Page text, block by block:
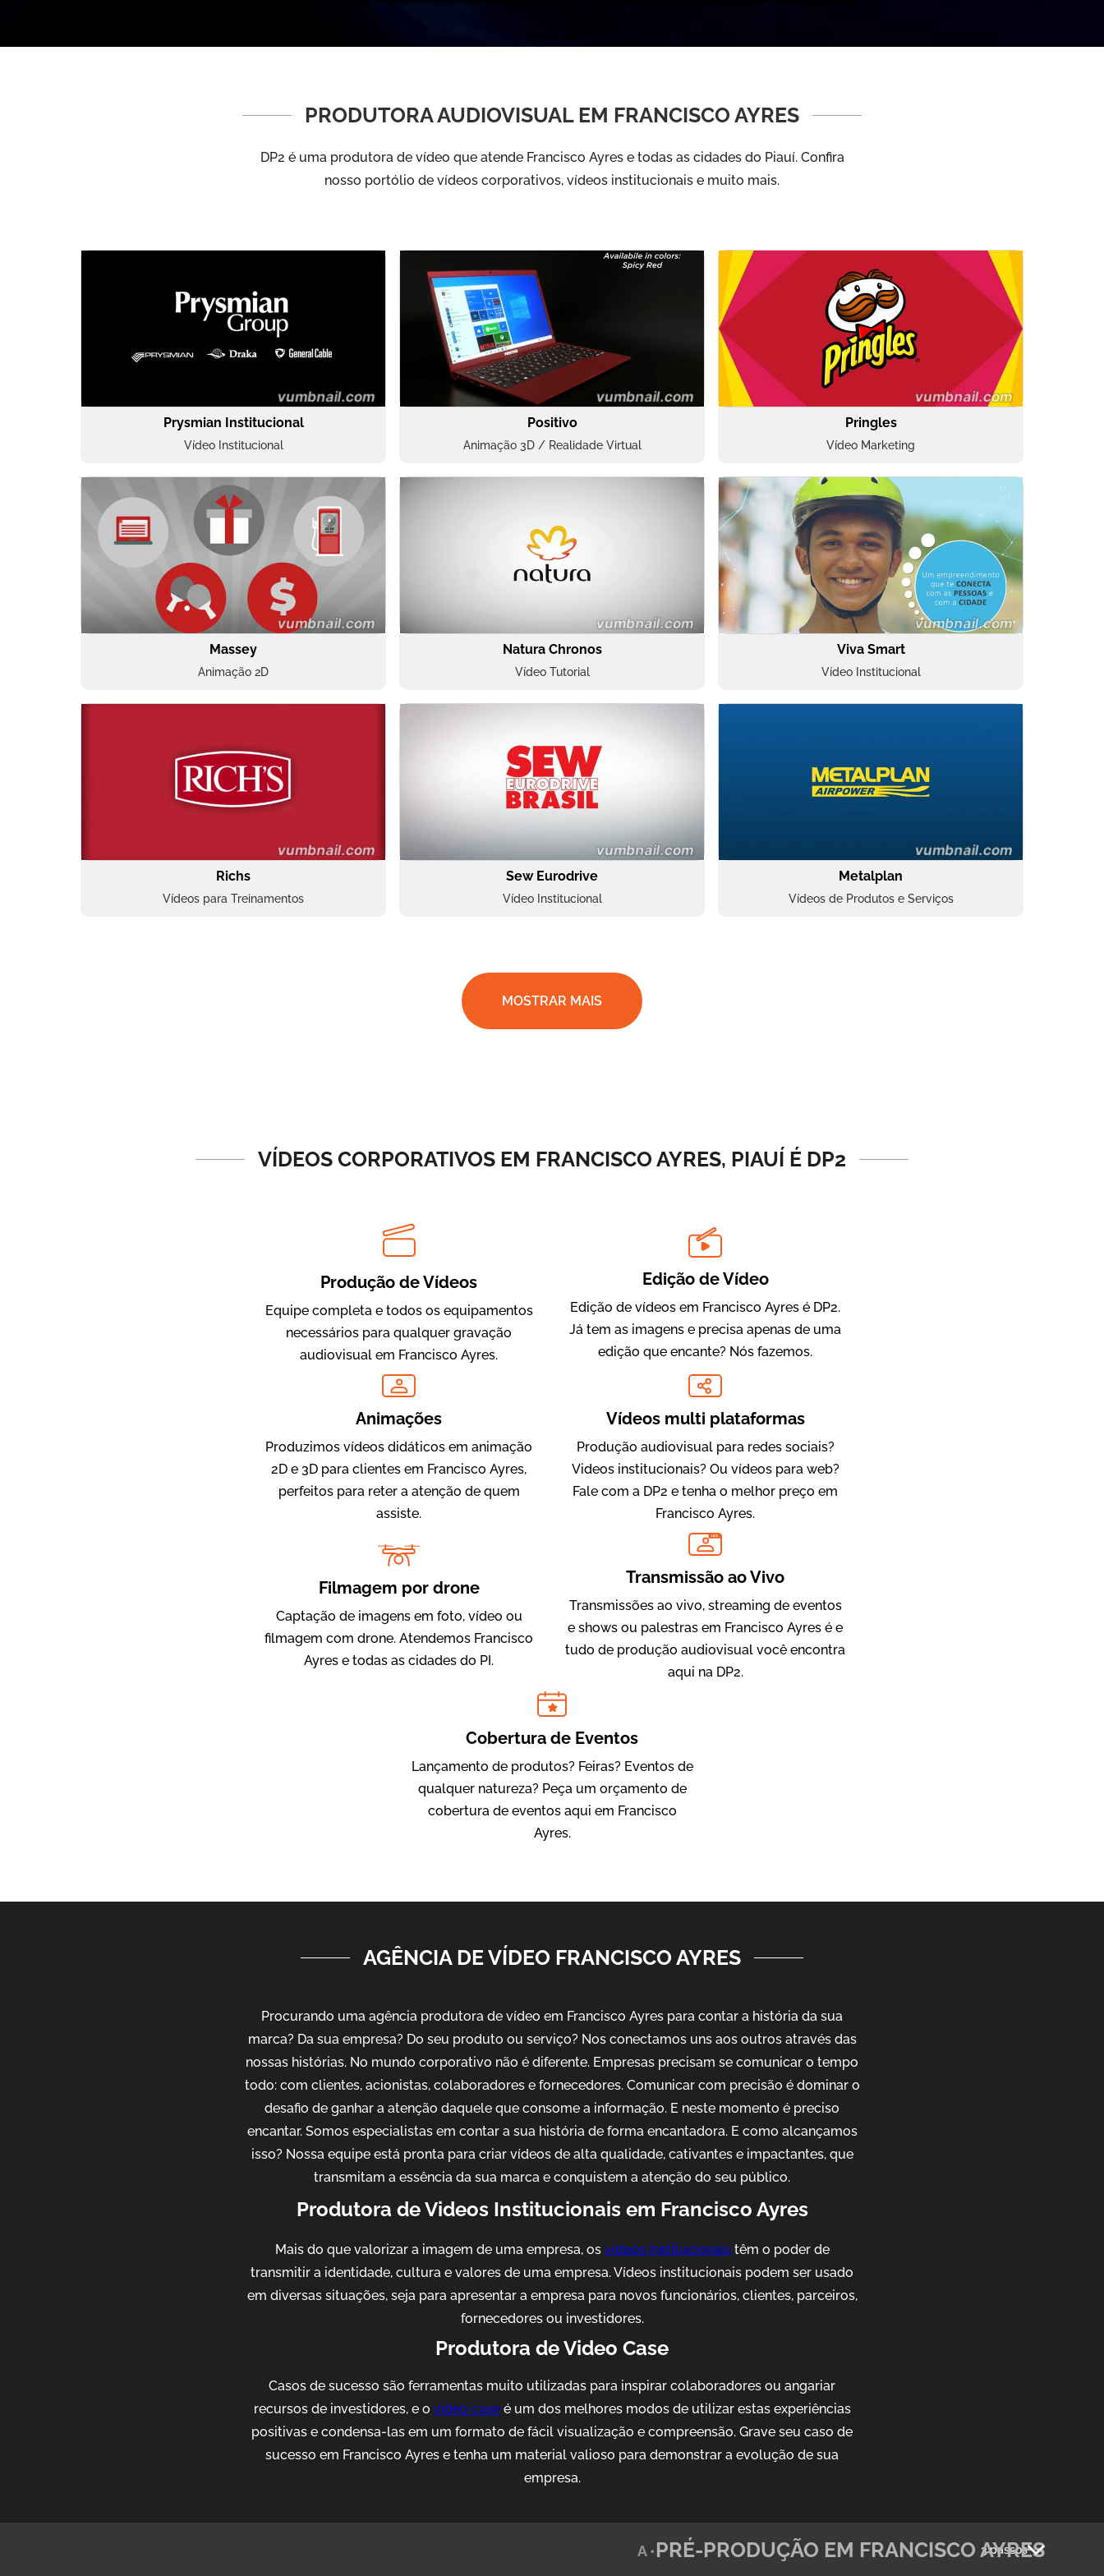
PRODUTORA AUDIOVISUAL EM FRANCISCO AYRES
DP2 é uma produtora de vídeo que atende Francisco Ayres e todas as cidades do Piauí. Confira
nosso portólio de vídeos corporativos, vídeos institucionais e muito mais.
Prysmian Institucional
Vídeo Institucional
Positivo
Animação 3D / Realidade Virtual
Pringles
Vídeo Marketing
Massey
Animação 2D
Natura Chronos
Vídeo Tutorial
Viva Smart
Vídeo Institucional
Richs
Vídeos para Treinamentos
Sew Eurodrive
Vídeo Institucional
Metalplan
Vídeos de Produtos e Serviços
Evolucional
Vídeos para Treinamentos
Julândia
Animação 2D
MOSTRAR MAIS
VÍDEOS CORPORATIVOS EM FRANCISCO AYRES, PIAUÍ É DP2
Produção de Vídeos
Equipe completa e todos os equipamentos
necessários para qualquer gravação
audiovisual em Francisco Ayres.
Edição de Vídeo
Edição de vídeos em Francisco Ayres é DP2.
Já tem as imagens e precisa apenas de uma
edição que encante? Nós fazemos.
Animações
Produzimos vídeos didáticos em animação
2D e 3D para clientes em Francisco Ayres,
perfeitos para reter a atenção de quem
assiste.
Vídeos multi plataformas
Produção audiovisual para redes sociais?
Videos institucionais? Ou vídeos para web?
Fale com a DP2 e tenha o melhor preço em
Francisco Ayres.
Filmagem por drone
Captação de imagens em foto, vídeo ou
filmagem com drone. Atendemos Francisco
Ayres e todas as cidades do PI.
LIVE
Transmissão ao Vivo
Transmissões ao vivo, streaming de eventos
e shows ou palestras em Francisco Ayres é e
tudo de produção audiovisual você encontra
aqui na DP2.
Cobertura de Eventos
Lançamento de produtos? Feiras? Eventos de
qualquer natureza? Peça um orçamento de
cobertura de eventos aqui em Francisco
Ayres.
AGÊNCIA DE VÍDEO FRANCISCO AYRES
Procurando uma agência produtora de vídeo em Francisco Ayres para contar a história da sua
marca? Da sua empresa? Do seu produto ou serviço? Nos conectamos uns aos outros através das
nossas histórias. No mundo corporativo não é diferente. Empresas precisam se comunicar o tempo
todo: com clientes, acionistas, colaboradores e fornecedores. Comunicar com precisão é dominar o
desafio de ganhar a atenção daquele que consome a informação. E neste momento é preciso
encantar. Somos especialistas em contar a sua história de forma encantadora. E como alcançamos
isso? Nossa equipe está pronta para criar vídeos de alta qualidade, cativantes e impactantes, que
transmitam a essência da sua marca e conquistem a atenção do seu público.
Produtora de Videos Institucionais em Francisco Ayres
Mais do que valorizar a imagem de uma empresa, os vídeos institucionaistêm o poder de
transmitir a identidade, cultura e valores de uma empresa. Vídeos institucionais podem ser usado
em diversas situações, seja para apresentar a empresa para novos funcionários, clientes, parceiros,
fornecedores ou investidores.
Produtora de Video Case
Casos de sucesso são ferramentas muito utilizadas para inspirar colaboradores ou angariar
recursos de investidores, e o video caseé um dos melhores modos de utilizar estas experiências
positivas e condensa-las em um formato de fácil visualização e compreensão. Grave seu caso de
sucesso em Francisco Ayres e tenha um material valioso para demonstrar a evolução de sua
empresa.
A •PRÉ-PRODUÇÃO EM FRANCISCO AYRES
3 passos